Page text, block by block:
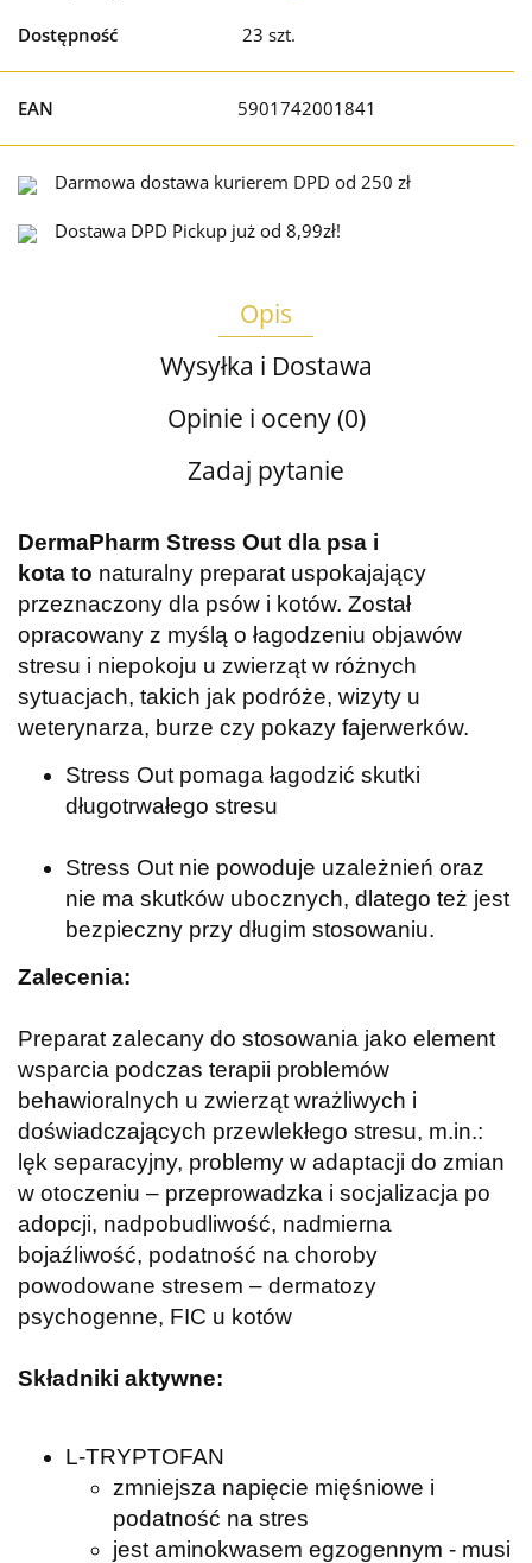
Dostępność 23 szt.
EAN 5901742001841
Darmowa dostawa kurierem DPD od 250 zł
Dostawa DPD Pickup już od 8,99zł!
Opis
Wysyłka i Dostawa
Opinie i oceny (0)
Zadaj pytanie
DermaPharm Stress Out dla psa i
kota to naturalny preparat uspokajający
przeznaczony dla psów i kotów. Został
opracowany z myślą o łagodzeniu objawów
stresu i niepokoju u zwierząt w różnych
sytuacjach, takich jak podróże, wizyty u
weterynarza, burze czy pokazy fajerwerków.
Stress Out pomaga łagodzić skutki
długotrwałego stresu
Stress Out nie powoduje uzależnień oraz
nie ma skutków ubocznych, dlatego też jest
bezpieczny przy długim stosowaniu.
Zalecenia:
Preparat zalecany do stosowania jako element
wsparcia podczas terapii problemów
behawioralnych u zwierząt wrażliwych i
doświadczających przewlekłego stresu, m.in.:
lęk separacyjny, problemy w adaptacji do zmian
w otoczeniu – przeprowadzka i socjalizacja po
adopcji, nadpobudliwość, nadmierna
bojaźliwość, podatność na choroby
powodowane stresem – dermatozy
psychogenne, FIC u kotów
Składniki aktywne:
L-TRYPTOFAN
zmniejsza napięcie mięśniowe i
podatność na stres
jest aminokwasem egzogennym - musi